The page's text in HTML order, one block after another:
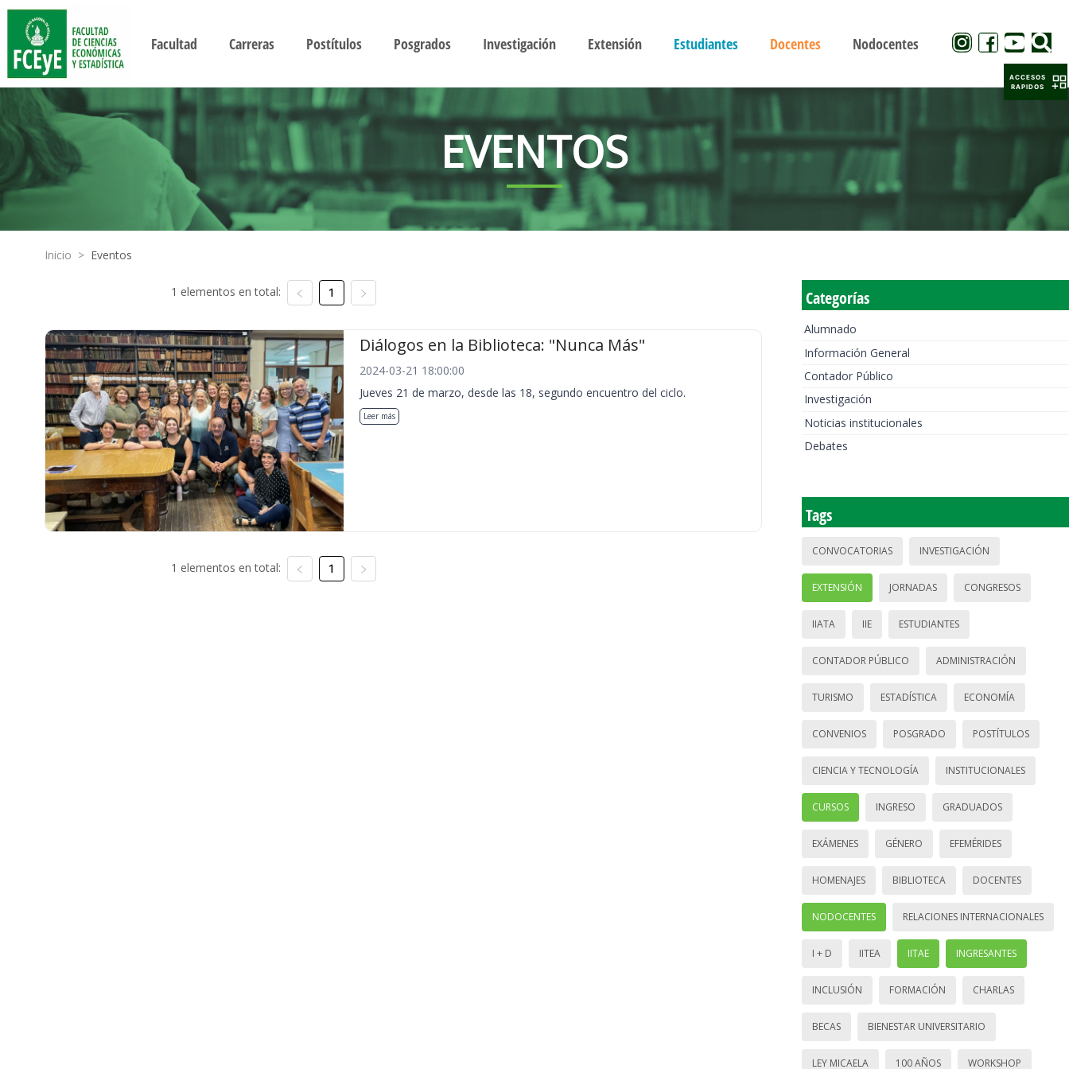
Facultad Carreras Postítulos Posgrados Investigación Extensión Estudiantes Docentes Nodocentes
EVENTOS
Inicio > Eventos
1 elementos en total: 1
Diálogos en la Biblioteca: "Nunca Más"
2024-03-21 18:00:00
Jueves 21 de marzo, desde las 18, segundo encuentro del ciclo.
Leer más
1 elementos en total: 1
Categorías
Alumnado
Información General
Contador Público
Investigación
Noticias institucionales
Debates
Tags
CONVOCATORIAS INVESTIGACIÓN
EXTENSIÓN JORNADAS CONGRESOS
IIATA IIE ESTUDIANTES
CONTADOR PÚBLICO ADMINISTRACIÓN
TURISMO ESTADÍSTICA ECONOMÍA
CONVENIOS POSGRADO POSTÍTULOS
CIENCIA Y TECNOLOGÍA INSTITUCIONALES
CURSOS INGRESO GRADUADOS
EXÁMENES GÉNERO EFEMÉRIDES
HOMENAJES BIBLIOTECA DOCENTES
NODOCENTES RELACIONES INTERNACIONALES
I + D IITEA IITAE INGRESANTES
INCLUSIÓN FORMACIÓN CHARLAS
BECAS BIENESTAR UNIVERSITARIO
LEY MICAELA 100 AÑOS WORKSHOP
ACCESOS
RAPIDOS